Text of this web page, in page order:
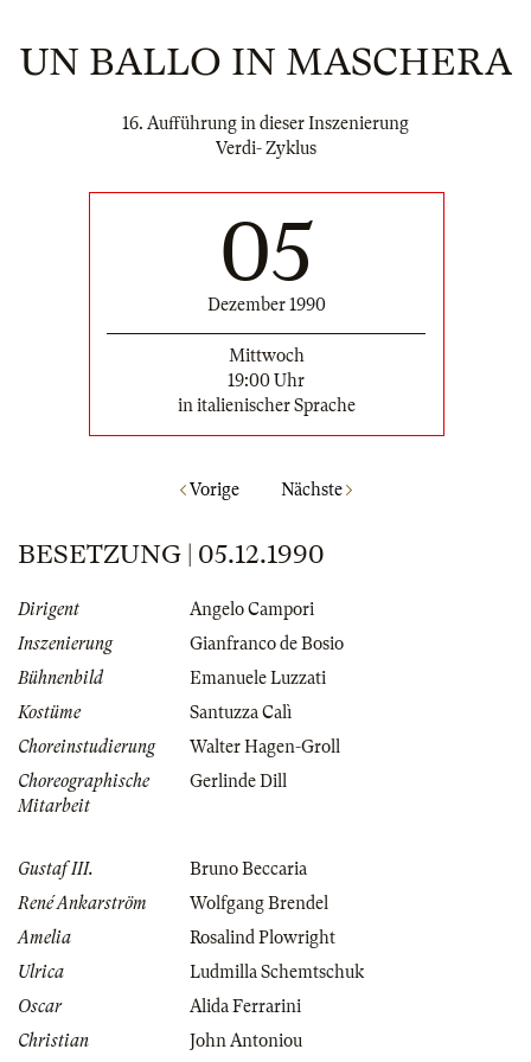
UN BALLO IN MASCHERA
16. Aufführung in dieser Inszenierung
Verdi- Zyklus
05
Dezember 1990
Mittwoch
19:00 Uhr
in italienischer Sprache
Vorige Nächste
BESETZUNG | 05.12.1990
Dirigent
Angelo Campori
Inszenierung
Gianfranco de Bosio
Bühnenbild
Emanuele Luzzati
Kostüme
Santuzza Calì
Choreinstudierung
Walter Hagen-Groll
Choreographische
Mitarbeit
Gerlinde Dill
Gustaf III.
Bruno Beccaria
René Ankarström
Wolfgang Brendel
Amelia
Rosalind Plowright
Ulrica
Ludmilla Schemtschuk
Oscar
Alida Ferrarini
Christian
John Antoniou